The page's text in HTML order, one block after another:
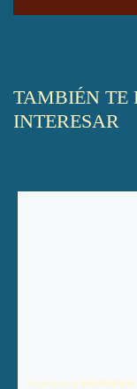
TAMBIÉN TE
INTERESAR
Publicada 05/30/2014